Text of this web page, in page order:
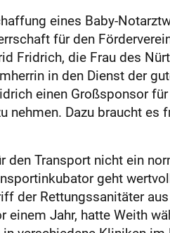
eines Baby-
für den
Fridrich, die Frau des
in den Dienst der
einen Großsponsor
nehmen. Dazu braucht
den Transport nicht ein
geht
der Rettungssanitäter
einem Jahr, hatte Weith